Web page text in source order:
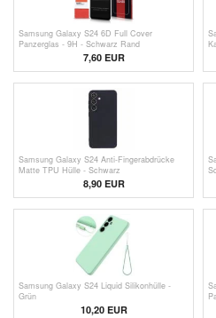
Samsung Galaxy S24 6D Full Cover
Panzerglas - 9H - Schwarz Rand
7,60 EUR
Samsung Galaxy S24 Anti-Fingerabdrücke
Matte TPU Hülle - Schwarz
8,90 EUR
Samsung Galaxy S24 Liquid Silikonhülle -
Grün
10,20EUR